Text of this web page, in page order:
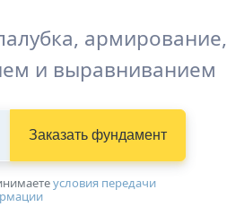
армирование,
и выравниванием
Заказать фундамент
условия передачи